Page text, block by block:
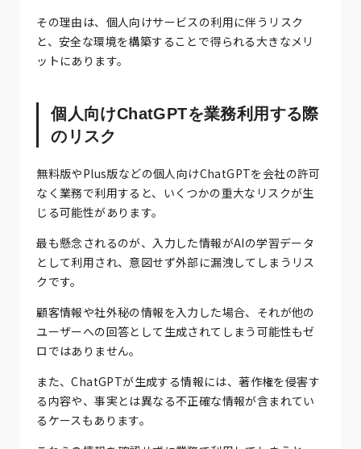
その理由は、個人向けサービスの利用に伴うリスク
と、安全な環境を構築することで得られる大きなメリ
ットにあります。
個人向けChatGPTを業務利用する際
のリスク
無料版やPlus版などの個人向けChatGPTを会社の許可
なく業務で利用すると、いくつかの重大なリスクが生
じる可能性があります。
最も懸念されるのが、入力した情報がAIの学習データ
として利用され、意図せず外部に漏洩してしまうリス
クです。
顧客情報や社外秘の情報を入力した場合、それが他の
ユーザーへの回答として生成されてしまう可能性もゼ
ロではありません。
また、ChatGPTが生成する情報には、著作権を侵害す
る内容や、事実とは異なる不正確な情報が含まれてい
るケースもあります。